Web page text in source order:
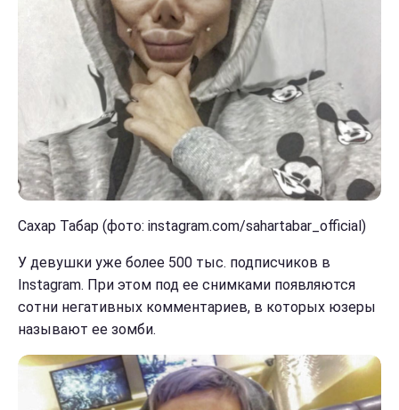
Сахар Табар (фото: instagram.com/sahartabar_official)
У девушки уже более 500 тыс. подписчиков в
Instagram. При этом под ее снимками появляются
сотни негативных комментариев, в которых юзеры
называют ее зомби.